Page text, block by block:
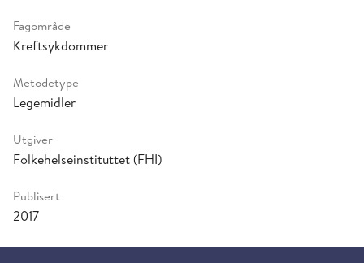
Fagområde
Kreftsykdommer
Metodetype
Legemidler
Utgiver
Folkehelseinstituttet (FHI)
Publisert
2017